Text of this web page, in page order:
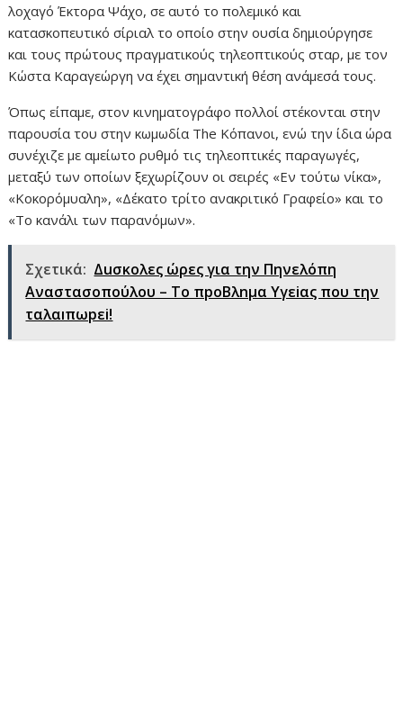
λοχαγό Έκτορα Ψάχο, σε αυτό το πολεμικό και
κατασκοπευτικό σίριαλ το οποίο στην ουσία δημιούργησε
και τους πρώτους πραγματικούς τηλεοπτικούς σταρ, με τον
Κώστα Καραγεώργη να έχει σημαντική θέση ανάμεσά τους.
Όπως είπαμε, στον κινηματογράφο πολλοί στέκονται στην
παρουσία του στην κωμωδία The Κόπανοι, ενώ την ίδια ώρα
συνέχιζε με αμείωτο ρυθμό τις τηλεοπτικές παραγωγές,
μεταξύ των οποίων ξεχωρίζουν οι σειρές «Εν τούτω νίκα»,
«Κοκορόμυαλη», «Δέκατο τρίτο ανακριτικό Γραφείο» και το
«Το κανάλι των παρανόμων».
Σχετικά: Δuσκολες ώρες για την Πηνελόπη
Αναστασοπούλου – Το πpoBλnμα Yγεiας που την
ταλαıπωpεi!